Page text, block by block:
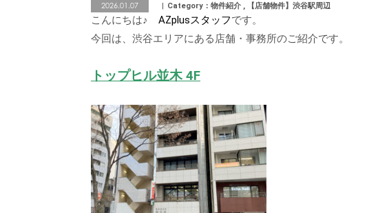
2026.01.07 Category：物件紹介 , 【店舗物件】渋谷駅周辺
こんにちは♪ AZplusスタッフです。
今回は、渋谷エリアにある店舗・事務所のご紹介です。
トップヒル並木 4F